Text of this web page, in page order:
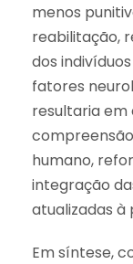
menos
reabilitação,
dos
fatores
resultaria em
humano,
integração
atualizadas à
Em síntese,